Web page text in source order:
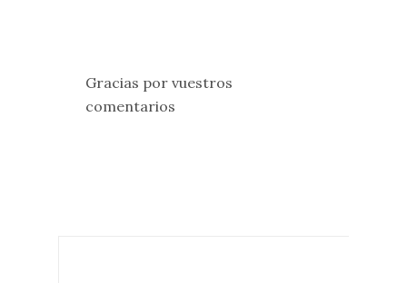
Gracias por vuestros
comentarios